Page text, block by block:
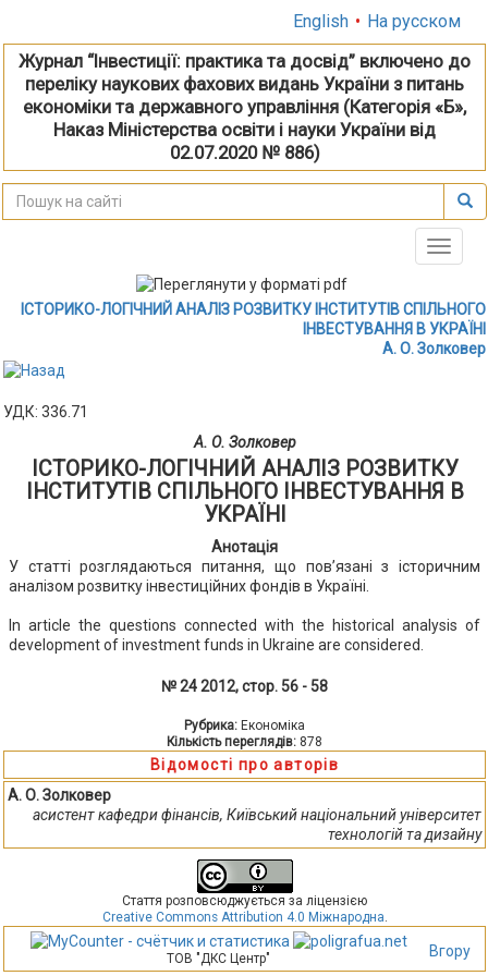
English • На русском
Журнал “Інвестиції: практика та досвід” включено до
переліку наукових фахових видань України з питань
економіки та державного управління (Категорія «Б»,
Наказ Міністерства освіти і науки України від
02.07.2020 № 886)
Toggle
ІСТОРИКО-ЛОГІЧНИЙ АНАЛІЗ РОЗВИТКУ ІНСТИТУТІВ СПІЛЬНОГО
ІНВЕСТУВАННЯ В УКРАЇНІ
А. О. Золковер
УДК: 336.71
А. О. Золковер
ІСТОРИКО-ЛОГІЧНИЙ АНАЛІЗ РОЗВИТКУ
ІНСТИТУТІВ СПІЛЬНОГО ІНВЕСТУВАННЯ В
УКРАЇНІ
Анотація
У статті розглядаються питання, що пов’язані з історичним
аналізом розвитку інвестиційних фондів в Україні.
In article the questions connected with the historical analysis of
development of investment funds in Ukraine are considered.
№ 24 2012, стор. 56 - 58
Рубрика: Економіка
Кількість переглядів: 878
Відомості про авторів
А. О. Золковер
асистент кафедри фінансів, Київський національний університет
технологій та дизайну
Стаття розповсюджується за ліцензією
Creative Commons Attribution 4.0 Міжнародна
Вгору
ТОВ "ДКС Центр"